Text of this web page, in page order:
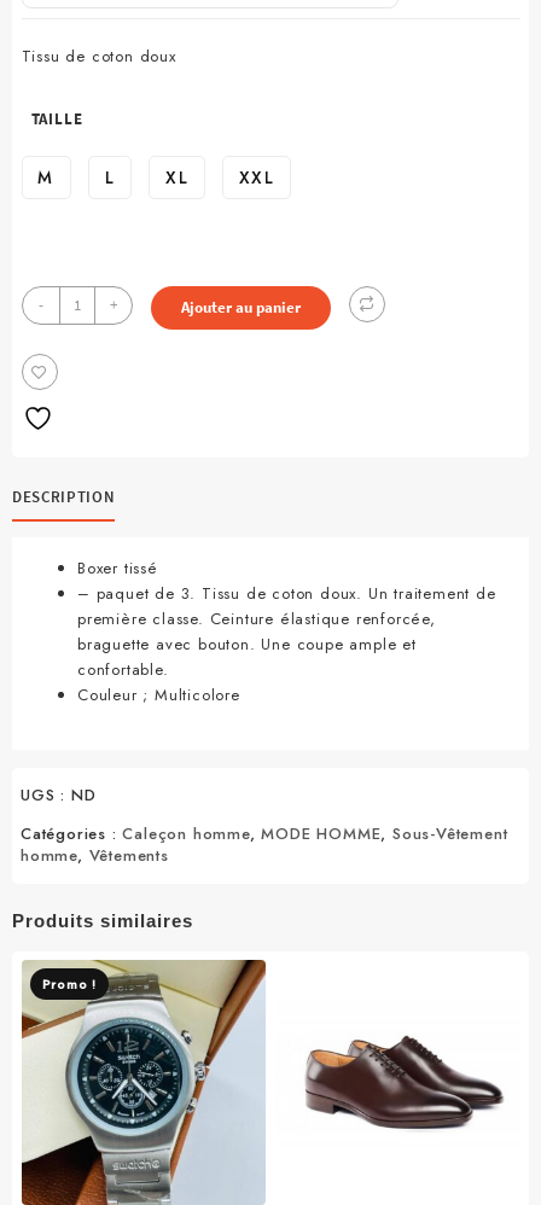
Tissu de coton doux
TAILLE
M L XL XXL
-
quantité
de
pour
3
+ Ajouter au panier
DESCRIPTION
Boxer tissé
– paquet de 3. Tissu de coton doux.‌ Un traitement de
première classe. Ceinture élastique renforcée,
braguette avec bouton. Une coupe ample et
confortable.
Couleur ; Multicolore
UGS : ND
Catégories :Caleçon homme,MODE HOMME,Sous-Vêtement
homme, Vêtements
Produits similaires
Promo !